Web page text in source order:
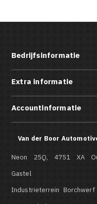
Bedrijfsinformatie
Extra informatie
Accountinformatie
Van der Boor
Neon 25Q, 4751 XA
Gastel
Industrieterrein